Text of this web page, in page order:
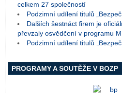
celkem 27 společností
Podzimní udílení titulů
Dalších šestnáct firem je
převzaly osvědčení v programu
Podzimní udílení titulů
PROGRAMY A SOUTĚŽE V BOZP